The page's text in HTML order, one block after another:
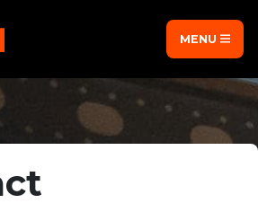
MENU